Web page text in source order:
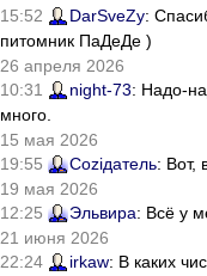
15:52
DarSveZy:
питомник ПаДеДе )
26 апреля 2026
10:31
night-73: Надо-
много.
15 мая 2026
19:55
Соziдатель: Вот,
19 мая 2026
12:25
Эльвира: Всё у
21 июня 2026
22:24
irkaw: В каких